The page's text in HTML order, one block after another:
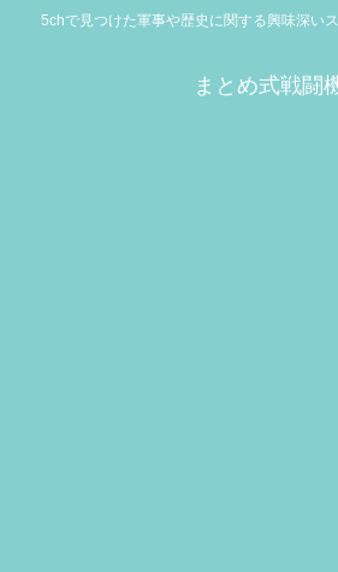
5chで見つけた軍事や歴史に関する興味深い
まとめ式戦闘